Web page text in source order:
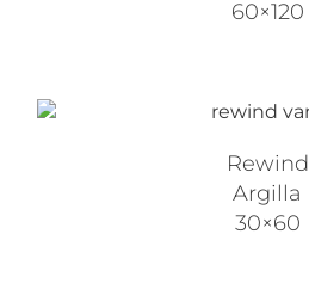
60×120
Rewind
Argilla
30×60